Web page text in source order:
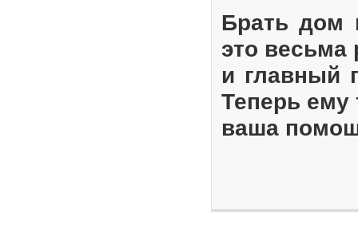
Брать дом
это весьма
и главный
Теперь ему
ваша